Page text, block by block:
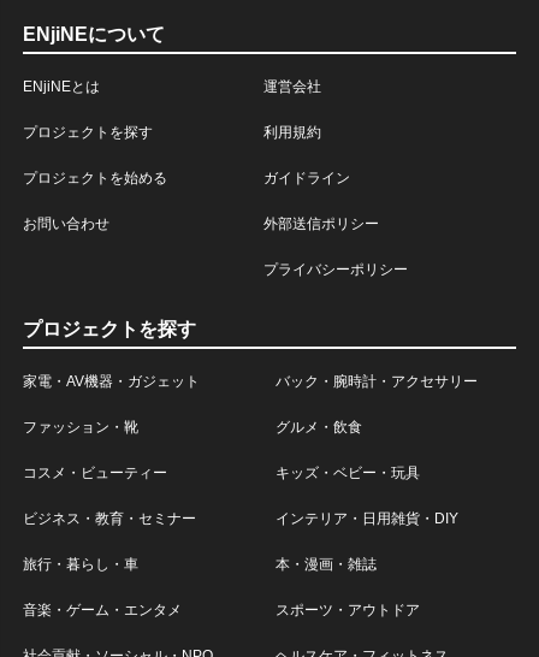
ENjiNEについて
ENjiNEとは
プロジェクトを探す
プロジェクトを始める
お問い合わせ
運営会社
利用規約
ガイドライン
外部送信ポリシー
プライバシーポリシー
プロジェクトを探す
家電・AV機器・ガジェット バック・腕時計・アクセサリー
ファッション・靴 グルメ・飲食
コスメ・ビューティー キッズ・ベビー・玩具
ビジネス・教育・セミナー インテリア・日用雑貨・DIY
旅行・暮らし・車 本・漫画・雑誌
音楽・ゲーム・エンタメ スポーツ・アウトドア